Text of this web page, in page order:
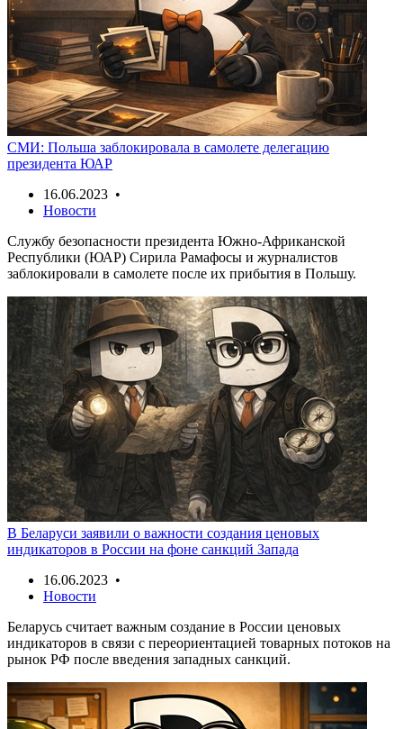
СМИ: Польша заблокировала в самолете делегацию
президента ЮАР
16.06.2023 •
Новости
Службу безопасности президента Южно-Африканской
Республики (ЮАР) Сирила Рамафосы и журналистов
заблокировали в самолете после их прибытия в Польшу.
В Беларуси заявили о важности создания ценовых
индикаторов в России на фоне санкций Запада
16.06.2023 •
Новости
Беларусь считает важным создание в России ценовых
индикаторов в связи с переориентацией товарных потоков на
рынок РФ после введения западных санкций.